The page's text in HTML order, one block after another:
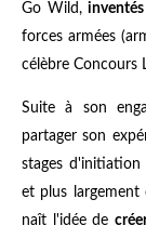
Go Wild,
forces armées
célèbre Concours
Suite à son
partager son
stages
et plus largement
naît l'idée de